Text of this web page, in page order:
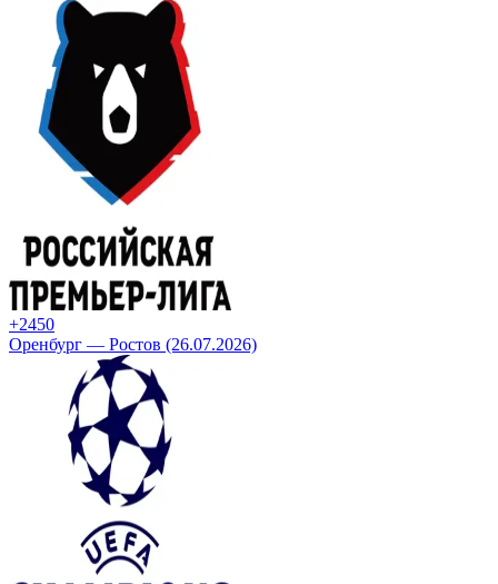
+2450
Оренбург — Ростов (26.07.2026)